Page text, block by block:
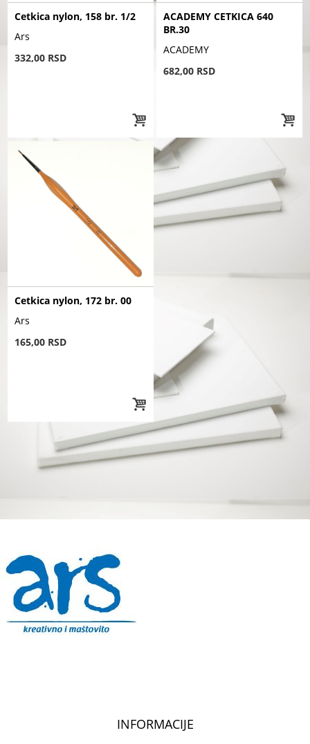
Cetkica nylon, 158 br. 1/2
Ars
332,00 RSD
ACADEMY CETKICA 640
BR.30
ACADEMY
682,00 RSD
Cetkica nylon, 172 br. 00
Ars
165,00 RSD
INFORMACIJE